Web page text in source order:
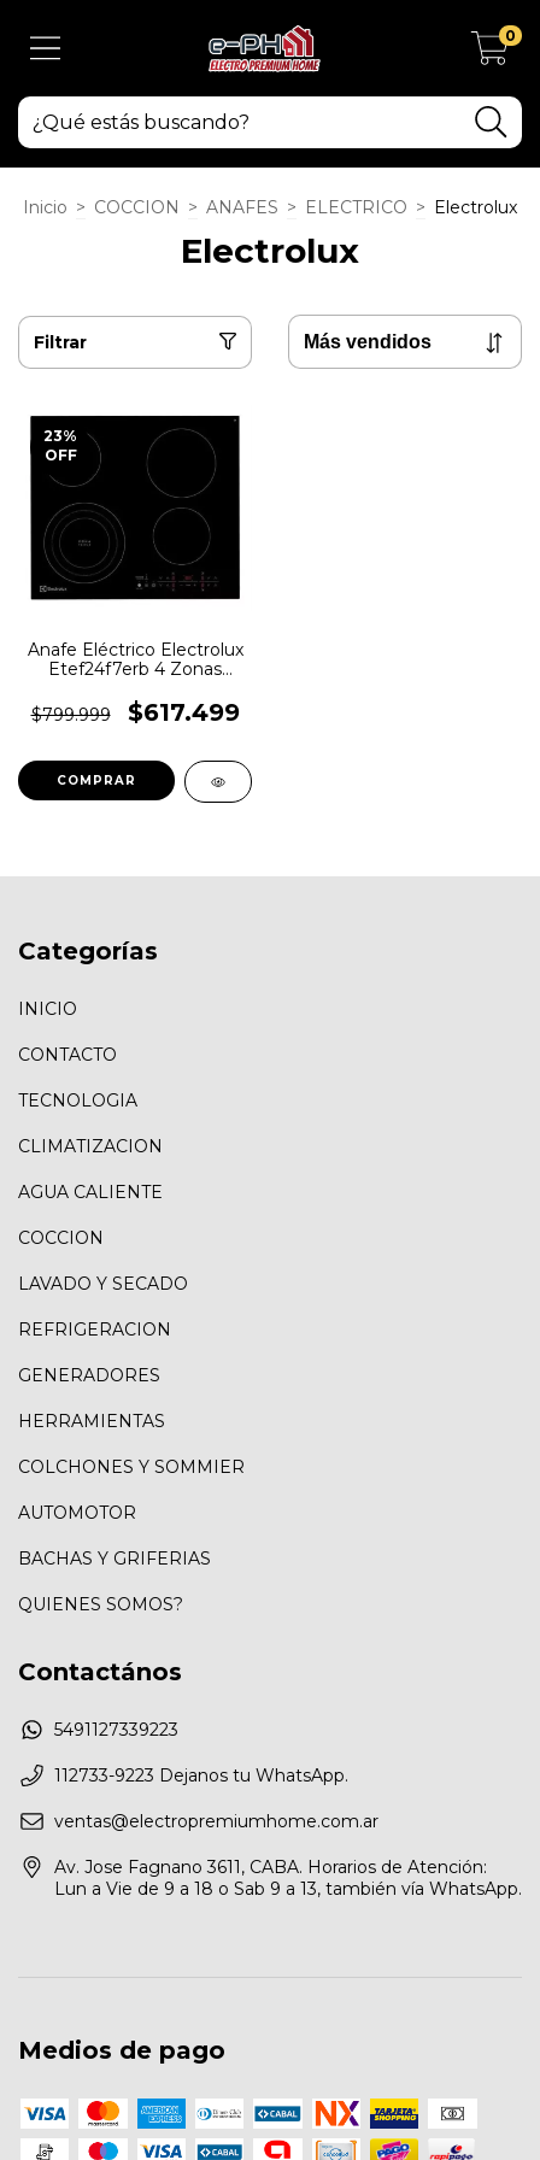
0
Inicio > COCCION > ANAFES > ELECTRICO > Electrolux
Electrolux
Filtrar
23%
OFF
Anafe Eléctrico Electrolux
Etef24f7erb 4 Zonas
$799.999
$617.499
Categorías
INICIO
CONTACTO
TECNOLOGIA
CLIMATIZACION
AGUA CALIENTE
COCCION
LAVADO Y SECADO
REFRIGERACION
GENERADORES
HERRAMIENTAS
COLCHONES Y SOMMIER
AUTOMOTOR
BACHAS Y GRIFERIAS
QUIENES SOMOS?
Contactános
5491127339223
112733-9223 Dejanos tu WhatsApp.
ventas@electropremiumhome.com.ar
Av. Jose Fagnano 3611, CABA. Horarios de Atención:
Lun a Vie de 9 a 18 o Sab 9 a 13, también vía WhatsApp.
Medios de pago